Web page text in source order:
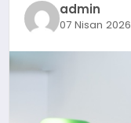
admin
07 Nisan 2026